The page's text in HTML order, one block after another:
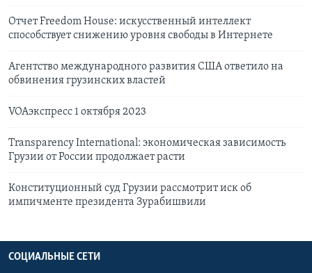
Отчет Freedom House: искусственный интеллект
способствует снижению уровня свободы в Интернете
Агентство международного развития США ответило на
обвинения грузинских властей
VOAэкспресс 1 октября 2023
Transparency International: экономическая зависимость
Грузии от России продолжает расти
Конституционный суд Грузии рассмотрит иск об
импичменте президента Зурабишвили
СОЦИАЛЬНЫЕ СЕТИ